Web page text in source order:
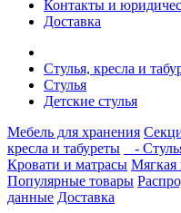
Контакты и
Доставка
Стулья, кресла и
Стулья
Детские стулья
Мебель для хранения
кресла и табуреты
-
Кровати и матрасы Мягкая
Популярные товары
данные Доставка